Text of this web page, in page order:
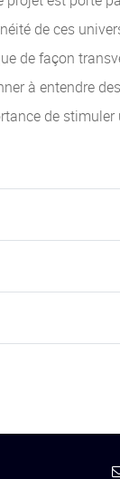
de ces
de façon
à entendre
de